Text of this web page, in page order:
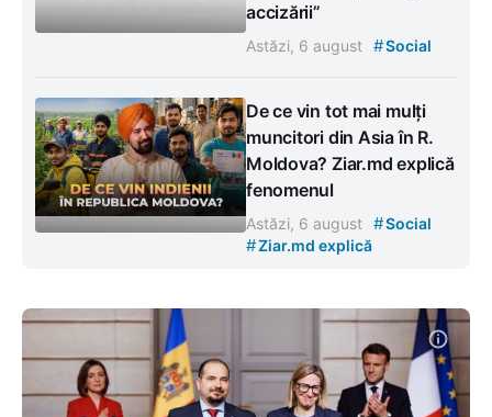
accizării”
Astăzi, 6 august #Social
De ce vin tot mai mulți
muncitori din Asia în R.
Moldova? Ziar.md explică
fenomenul
Astăzi, 6 august #Social
#Ziar.md explică